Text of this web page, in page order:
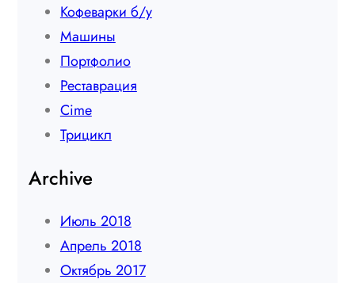
Кофеварки б/у
Машины
Портфолио
Реставрация
Сime
Трицикл
Archive
Июль 2018
Апрель 2018
Октябрь 2017